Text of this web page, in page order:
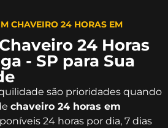
CHAVEIRO 24 HORAS EM
24 Horas
- SP para Sua
são prioridades quando
chaveiro 24 horas em
24 horas por dia, 7 dias